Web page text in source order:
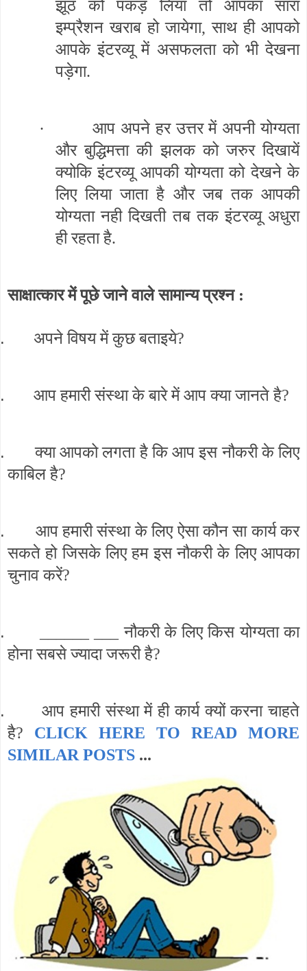
झूठ को पकड़ लिया तो आपका सारा
इम्प्रैशन खराब हो जायेगा, साथ ही आपको
आपके इंटरव्यू में असफलता को भी देखना
पड़ेगा.
·
आप अपने हर उत्तर में अपनी योग्यता
और बुद्धिमत्ता की झलक को जरुर दिखायें
क्योकि इंटरव्यू आपकी योग्यता को देखने के
लिए लिया जाता है और जब तक आपकी
योग्यता नही दिखती तब तक इंटरव्यू अधुरा
ही रहता है.
साक्षात्कार में पूछे जाने वाले सामान्य प्रश्न :
अपने विषय में कुछ बताइये?
आप हमारी संस्था के बारे में आप क्या जानते है?
क्या आपको लगता है कि आप इस नौकरी के लिए
काबिल है?
आप हमारी संस्था के लिए ऐसा कौन सा कार्य कर
सकते हो जिसके लिए हम इस नौकरी के लिए आपका
चुनाव करें?
______ ___ नौकरी के लिए किस योग्यता का
होना सबसे ज्यादा जरूरी है?
आप हमारी संस्था में ही कार्य क्यों करना चाहते
है? CLICK HERE TO READ MORE
SIMILAR POSTS ...